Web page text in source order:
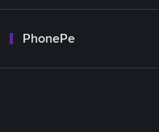
PhonePe